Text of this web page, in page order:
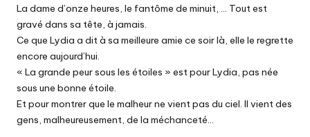
La dame d’onze heures, le fantôme de minuit, … Tout est
gravé dans sa tête, à jamais.
Ce que Lydia a dit à sa meilleure amie ce soir là, elle le regrette
encore aujourd’hui.
« La grande peur sous les étoiles » est pour Lydia, pas née
sous une bonne étoile.
Et pour montrer que le malheur ne vient pas du ciel. Il vient des
gens, malheureusement, de la méchanceté…